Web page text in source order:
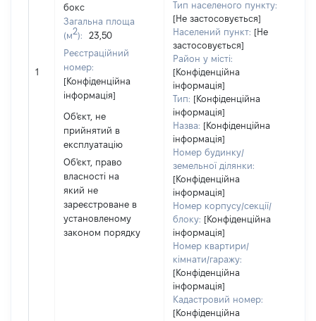
1
бокс
Загальна площа
(м2):
23,50
Реєстраційний
номер:
[Конфіденційна
інформація]
Об'єкт, не
прийнятий в
експлуатацію
Об'єкт, право
власності на
який не
зареєстроване в
установленому
законом порядку
Тип населеного пункту:
[Не застосовується]
Населений пункт: [Не
застосовується]
Район у місті:
[Конфіденційна
інформація]
Тип: [Конфіденційна
інформація]
Назва: [Конфіденційна
інформація]
Номер будинку/
земельної ділянки:
[Конфіденційна
інформація]
Номер корпусу/секції/
блоку: [Конфіденційна
інформація]
Номер квартири/
кімнати/гаражу:
[Конфіденційна
інформація]
Кадастровий номер:
[Конфіденційна